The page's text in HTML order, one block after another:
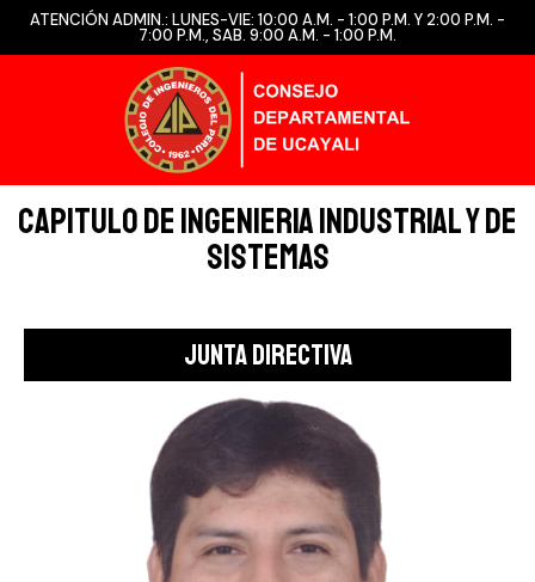
ATENCIÓN ADMIN.: LUNES-VIE: 10:00 A.M. - 1:00 P.M. Y 2:00 P.M. -
7:00 P.M., SAB. 9:00 A.M. - 1:00 P.M.
CAPITULO DE INGENIERIA INDUSTRIAL Y DE
SISTEMAS
Junta directiva